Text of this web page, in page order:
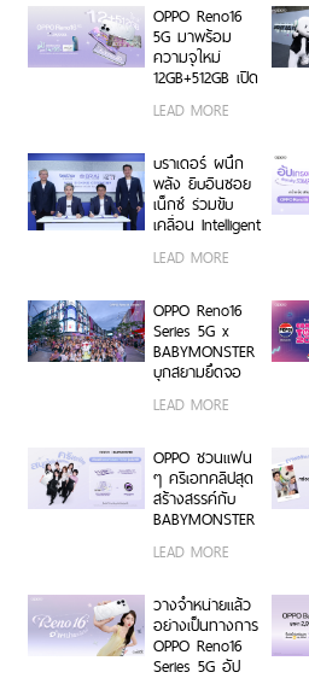
OPPO Reno16
5G มาพร้อม
ความจุใหม่
12GB+512GB เปิด
เพื่อนซี้ไอคอนิก
Limited Edition
เติมความน่ารัก
ทุกโมเมนต์ เริ่ม
7 ส.ค. 69
LEAD MORE
บราเดอร์ ผนึก
พลัง ยิบอินซอย
เน็กซ์ ร่วมขับ
เคลื่อน Intelligent
Transformation
Platform ยก
ระดับการจัดการ
ข้อมูลสู่ยุค
Digital-First
Enterprise
LEAD MORE
OPPO Reno16
Series 5G x
BABYMONSTER
บุกสยามยึดจอ
บันดาลใจให้ทุก
เองได้เต็มที่ ผ่าน
OPPO K-POP
Star Random
Dance พร้อม
คลูซีฟ
LEAD MORE
OPPO ชวนแฟน
ๆ ครีเอทคลิปสุด
สร้างสรรค์กับ
BABYMONSTER
คอนเสิร์ตโซน VIP
Edition Gift Box
สุดเอ็กซ์คลูซีฟ
ร่วมสนุกได้ตั้งแต่
6 ก.ค. – 17 ส.ค.
LEAD MORE
วางจำหน่ายแล้ว
อย่างเป็นทางการ
OPPO Reno16
Series 5G อัป